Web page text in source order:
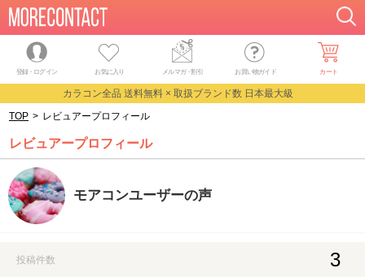
登録・ログイン お気に入り メルマガ・割引 お買い物ガイド カート
カラコン全品 送料無料 × 取扱ブランド数 日本最大級
TOP > レビュアープロフィール
レビュアープロフィール
モアコンユーザーの声
投稿件数 3